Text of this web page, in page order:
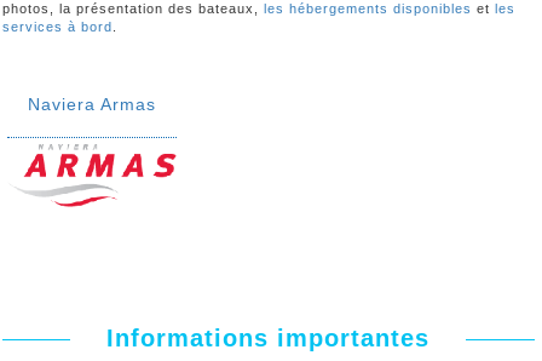
photos, la présentation des bateaux, les hébergements disponibles et les
services à bord
Naviera Armas
Informations importantes